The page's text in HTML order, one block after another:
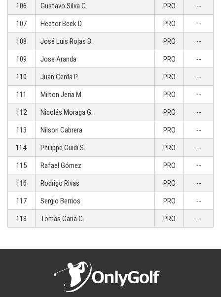
106
Gustavo Silva C. PRO
--
107
Hector Beck D. PRO
--
108
José Luis Rojas B. PRO
--
109
Jose Aranda PRO
--
110
Juan Cerda P. PRO
--
111
Milton Jeria M. PRO
--
112
Nicolás Moraga G. PRO
--
113
Nilson Cabrera PRO
--
114
Philippe Guidi S. PRO
--
115
Rafael Gómez PRO
--
116
Rodrigo Rivas PRO
--
117
Sergio Berrios PRO
--
118
Tomas Gana C. PRO --